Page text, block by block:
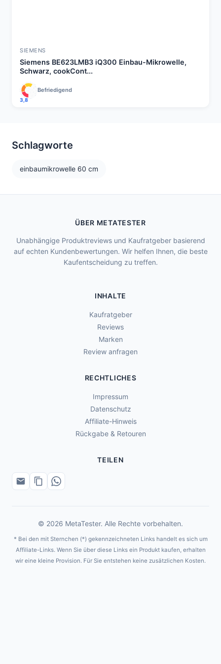
SIEMENS
Siemens BE623LMB3 iQ300 Einbau-Mikrowelle,
Schwarz, cookCont...
3,8
Befriedigend
Schlagworte
einbaumikrowelle 60 cm
ÜBER METATESTER
Unabhängige Produktreviews und Kaufratgeber basierend
auf echten Kundenbewertungen. Wir helfen Ihnen, die beste
Kaufentscheidung zu treffen.
INHALTE
Kaufratgeber
Reviews
Marken
Review anfragen
RECHTLICHES
Impressum
Datenschutz
Affiliate-Hinweis
Rückgabe & Retouren
TEILEN
© 2026 MetaTester. Alle Rechte vorbehalten.
* Bei den mit Sternchen (*) gekennzeichneten Links handelt es sich um
Affiliate-Links. Wenn Sie über diese Links ein Produkt kaufen, erhalten
wir eine kleine Provision. Für Sie entstehen keine zusätzlichen Kosten.